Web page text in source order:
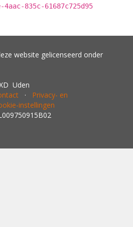
4aac-835c-61687c725d95
website gelicenseerd onder
Uden
· Privacy- en
instellingen